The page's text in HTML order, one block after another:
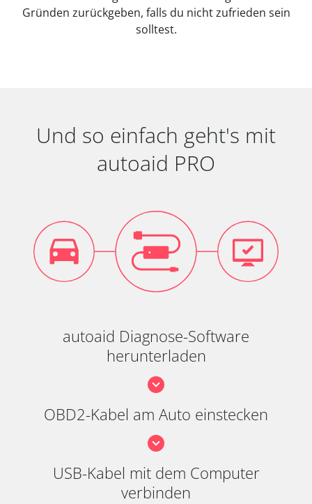
Gründen zurückgeben, falls du nicht zufrieden sein
solltest.
Und so einfach geht's mit
autoaid PRO
autoaid Diagnose-Software
herunterladen
OBD2-Kabel am Auto einstecken
USB-Kabel mit dem Computer
verbinden